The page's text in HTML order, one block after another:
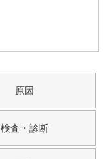
原因
検査・診断